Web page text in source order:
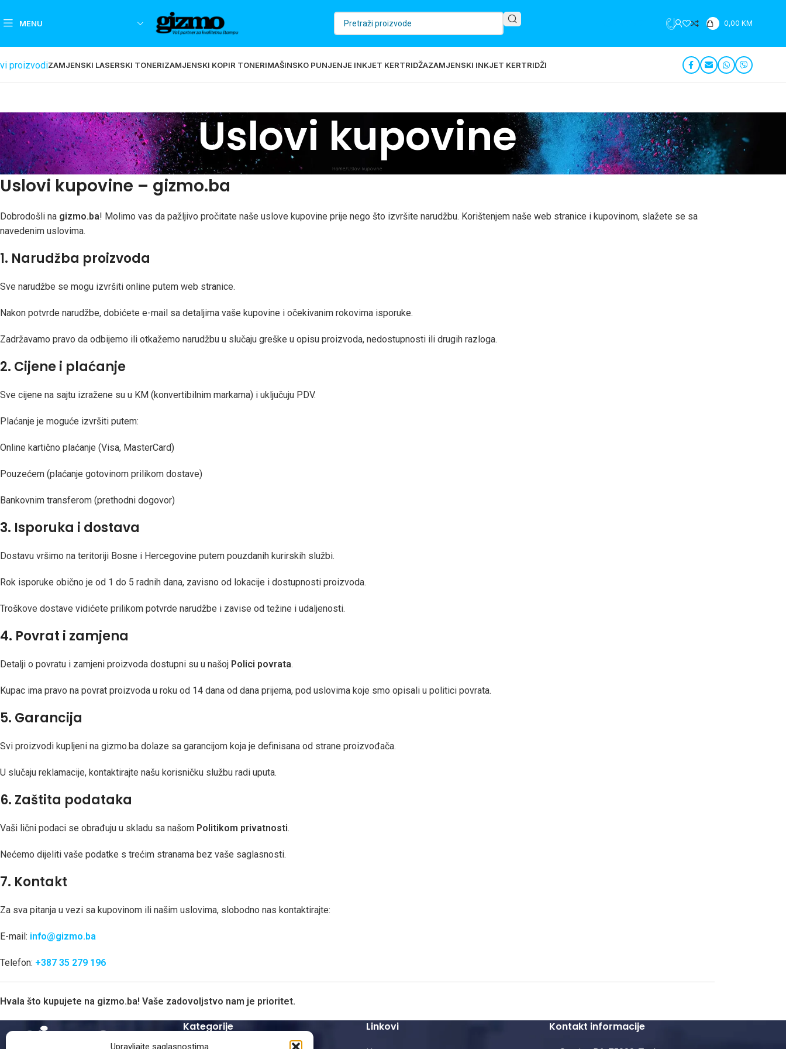
Upravljajte saglasnostima
MENU 0,00 KM
proizvodiZAMJENSKI LASERSKI TONERIZAMJENSKI KOPIR TONERIMAŠINSKO PUNJENJE INKJET KERTRIDŽAZAMJENSKI INKJET KERTRIDŽI
Uslovi kupovine
Home Uslovi kupovine
Uslovi kupovine – gizmo.ba
Dobrodošli na gizmo.ba! Molimo vas da pažljivo pročitate naše uslove kupovine prije nego što izvršite narudžbu. Korištenjem naše web stranice i kupovinom, slažete se sa
navedenim uslovima.
1. Narudžba proizvoda
Sve narudžbe se mogu izvršiti online putem web stranice.
Nakon potvrde narudžbe, dobićete e-mail sa detaljima vaše kupovine i očekivanim rokovima isporuke.
Zadržavamo pravo da odbijemo ili otkažemo narudžbu u slučaju greške u opisu proizvoda, nedostupnosti ili drugih razloga.
2. Cijene i plaćanje
Sve cijene na sajtu izražene su u KM (konvertibilnim markama) i uključuju PDV.
Plaćanje je moguće izvršiti putem:
Online kartično plaćanje (Visa, MasterCard)
Pouzećem (plaćanje gotovinom prilikom dostave)
Bankovnim transferom (prethodni dogovor)
3. Isporuka i dostava
Dostavu vršimo na teritoriji Bosne i Hercegovine putem pouzdanih kurirskih službi.
Rok isporuke obično je od 1 do 5 radnih dana, zavisno od lokacije i dostupnosti proizvoda.
Troškove dostave vidićete prilikom potvrde narudžbe i zavise od težine i udaljenosti.
4. Povrat i zamjena
Detalji o povratu i zamjeni proizvoda dostupni su u našoj Polici povrata.
Kupac ima pravo na povrat proizvoda u roku od 14 dana od dana prijema, pod uslovima koje smo opisali u politici povrata.
5. Garancija
Svi proizvodi kupljeni na gizmo.ba dolaze sa garancijom koja je definisana od strane proizvođača.
U slučaju reklamacije, kontaktirajte našu korisničku službu radi uputa.
6. Zaštita podataka
Vaši lični podaci se obrađuju u skladu sa našom Politikom privatnosti.
Nećemo dijeliti vaše podatke s trećim stranama bez vaše saglasnosti.
7. Kontakt
Za sva pitanja u vezi sa kupovinom ili našim uslovima, slobodno nas kontaktirajte:
E-mail: info@gizmo.ba
Telefon: +387 35 279 196
Hvala što kupujete na gizmo.ba! Vaše zadovoljstvo nam je prioritet.
Kategorije Linkovi Kontakt informacije